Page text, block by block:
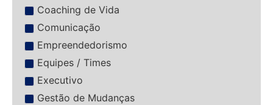
Coaching de Vida
Comunicação
Empreendedorismo
Equipes / Times
Executivo
Gestão de Mudanças